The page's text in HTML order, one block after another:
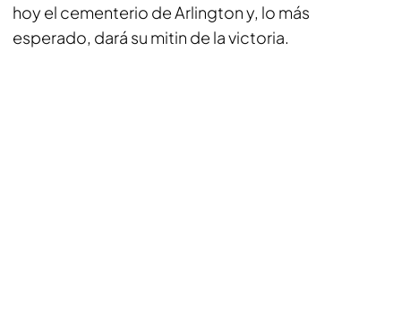
hoy el cementerio de Arlington y, lo más
esperado, dará su mitin de la victoria.